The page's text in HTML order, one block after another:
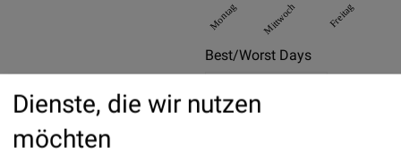
Montag Mittwoch Freitag
Best/Worst Days
08.11.2023
Dienste, die wir nutzen
möchten